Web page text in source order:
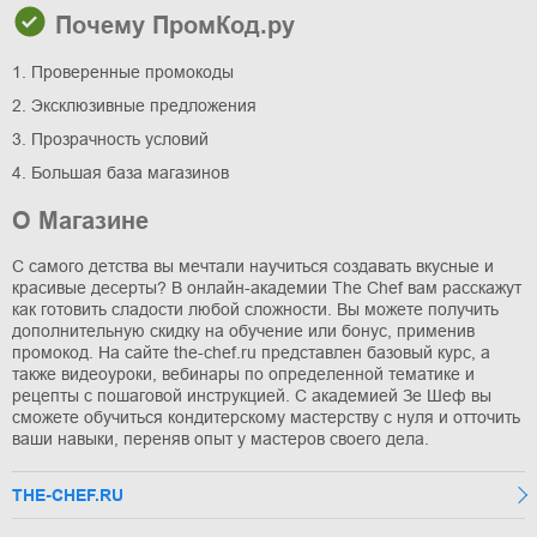
Почему ПромКод.ру
1. Проверенные промокоды
2. Эксклюзивные предложения
3. Прозрачность условий
4. Большая база магазинов
О Магазине
С самого детства вы мечтали научиться создавать вкусные и
красивые десерты? В онлайн-академии The Chef вам расскажут
как готовить сладости любой сложности. Вы можете получить
дополнительную скидку на обучение или бонус, применив
промокод. На сайте the-chef.ru представлен базовый курс, а
также видеоуроки, вебинары по определенной тематике и
рецепты с пошаговой инструкцией. С академией Зе Шеф вы
сможете обучиться кондитерскому мастерству с нуля и отточить
ваши навыки, переняв опыт у мастеров своего дела.
THE-CHEF.RU